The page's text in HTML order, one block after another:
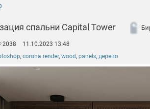
спальни Capital Tower
2038
11.10.2023 13:48
, corona render, wood, panels, дерево